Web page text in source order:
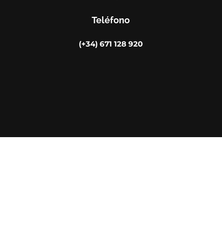
Teléfono
(+34) 671 128 920